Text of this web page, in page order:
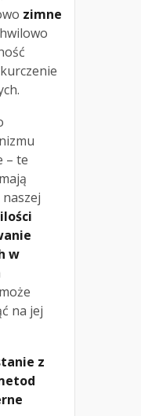
zimne
– te
naszej
w
na jej
z